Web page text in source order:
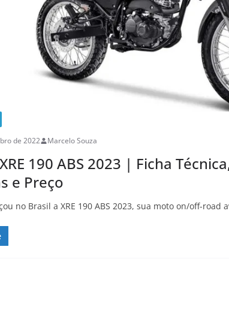
de 2022 Marcelo Souza
190 ABS 2023 | Ficha
e Preço
no Brasil a XRE 190 ABS 2023, sua moto on/off-road